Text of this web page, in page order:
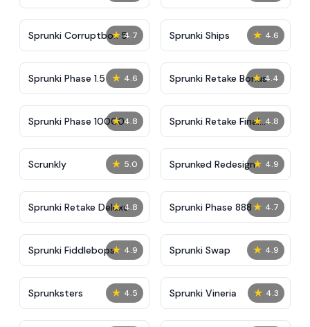
★ 4.7
Sprunki Corruptbox 5 ★ 4.6
Sprunki Ships
★ 4.6
Sprunki Phase 1.5 ★ 4.4
Sprunki Retake Bonus
★ 4.8
Sprunki Phase 10000 ★ 4.8
Sprunki Retake Final
Update
★ 5.0
Scrunkly ★ 4.9
Sprunked Redesign
★ 4.8
Sprunki Retake Deluxe ★ 4.7
Sprunki Phase 888
★ 4.9
Sprunki Fiddlebops ★ 4.9
Sprunki Swap
★ 4.5
Sprunksters ★ 4.3
Sprunki Vineria